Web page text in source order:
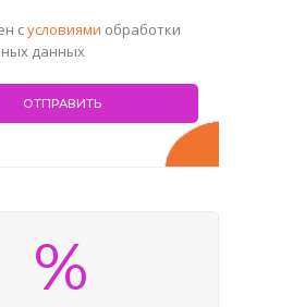
сусловиями обработки
данных
%